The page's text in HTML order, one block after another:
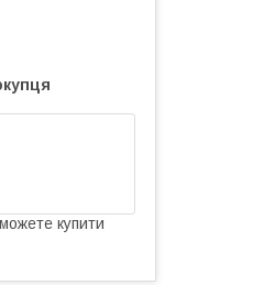
купити